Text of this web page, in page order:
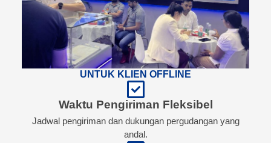
UNTUK KLIEN OFFLINE
Waktu Pengiriman Fleksibel
Jadwal pengiriman dan dukungan pergudangan yang
andal.